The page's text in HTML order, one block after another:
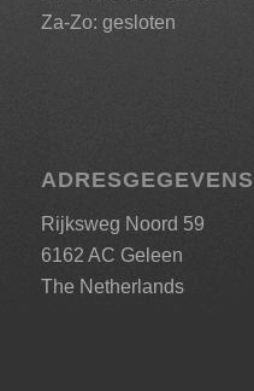
Za-Zo: gesloten
ADRESGEGEVENS
Rijksweg Noord 59
6162 AC Geleen
The Netherlands